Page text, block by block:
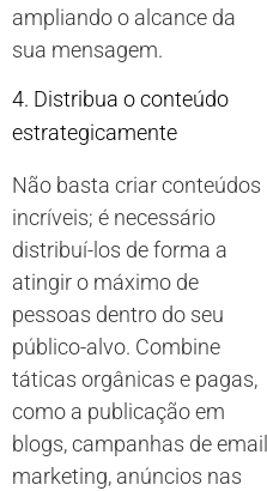
ampliando o alcance da
sua mensagem.
4. Distribua o conteúdo
estrategicamente
Não basta criar conteúdos
incríveis; é necessário
distribuí-los de forma a
atingir o máximo de
pessoas dentro do seu
público-alvo. Combine
táticas orgânicas e pagas,
como a publicação em
blogs, campanhas de email
marketing, anúncios nas